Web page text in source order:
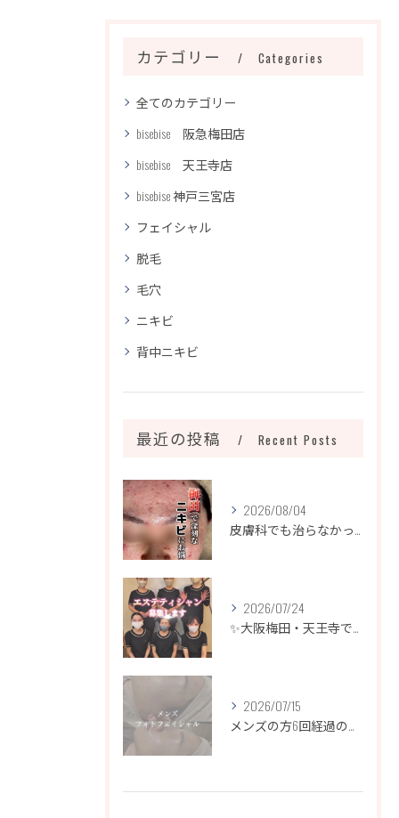
カテゴリー Categories
全てのカテゴリー
bisebise 阪急梅田店
bisebise 天王寺店
bisebise 神戸三宮店
フェイシャル
脱毛
毛穴
ニキビ
背中ニキビ
最近の投稿 Recent Posts
2026/08/04
皮膚科でも治らなかったニキビ、諦めるのはまだ早いです！
2026/07/24
✨大阪梅田・天王寺でエステティシャン募集✨
2026/07/15
メンズの方6回経過のお写真になります📷✨